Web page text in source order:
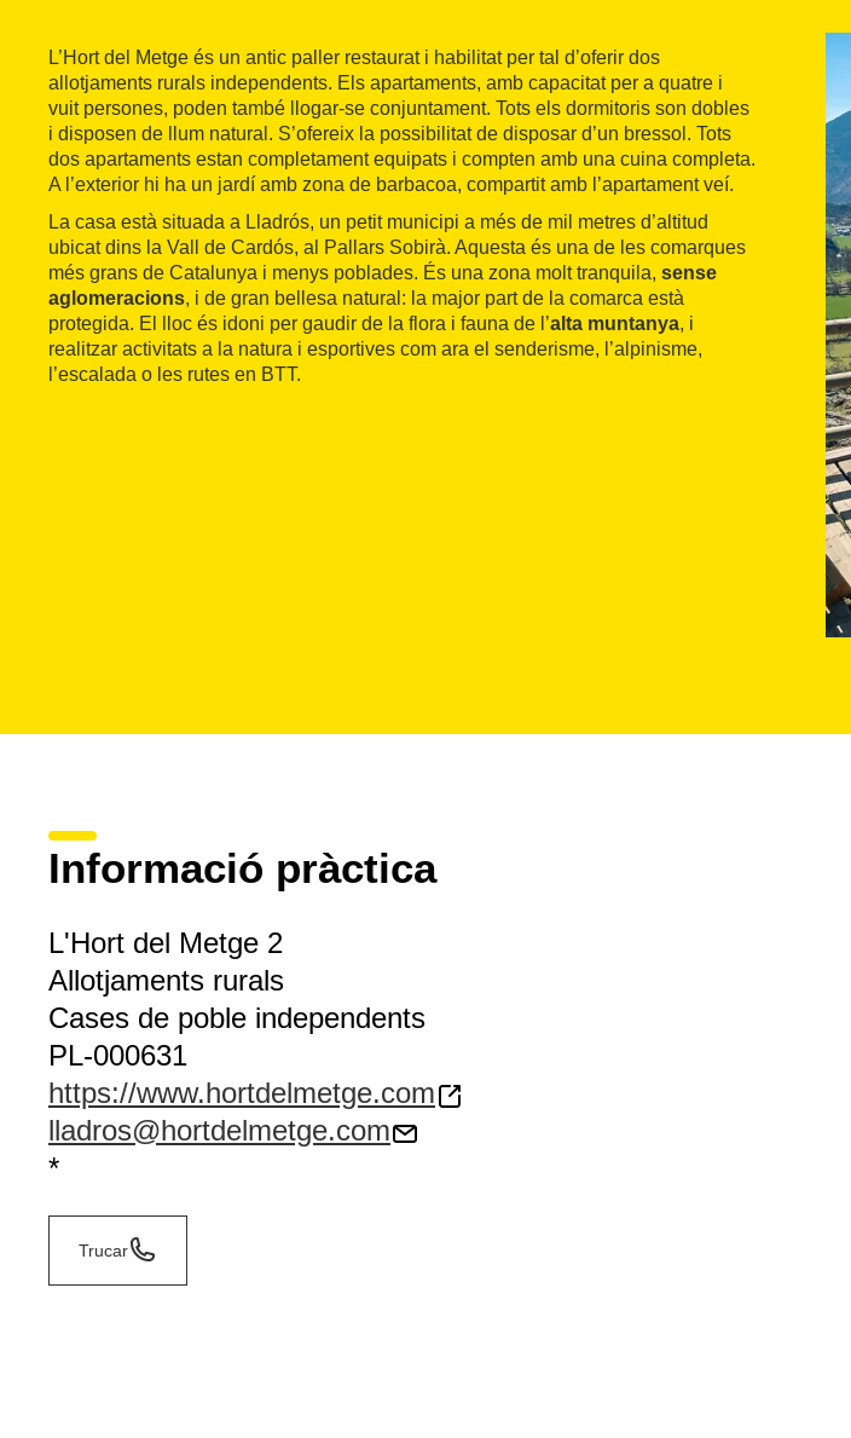
L’Hort del Metge és un antic paller restaurat i habilitat per tal d’oferir dos
allotjaments rurals independents. Els apartaments, amb capacitat per a quatre i
vuit persones, poden també llogar-se conjuntament. Tots els dormitoris son dobles
i disposen de llum natural. S’ofereix la possibilitat de disposar d’un bressol. Tots
dos apartaments estan completament equipats i compten amb una cuina completa.
A l’exterior hi ha un jardí amb zona de barbacoa, compartit amb l’apartament veí.
La casa està situada a Lladrós, un petit municipi a més de mil metres d’altitud
ubicat dins la Vall de Cardós, al Pallars Sobirà. Aquesta és una de les comarques
més grans de Catalunya i menys poblades. És una zona molt tranquila, sense
aglomeracions, i de gran bellesa natural: la major part de la comarca està
protegida. El lloc és idoni per gaudir de la flora i fauna de l’alta muntanya, i
realitzar activitats a la natura i esportives com ara el senderisme, l’alpinisme,
l’escalada o les rutes en BTT.
Informació pràctica
L'Hort del Metge 2
Allotjaments rurals
Cases de poble independents
PL-000631
https://www.hortdelmetge.com
lladros@hortdelmetge.com
*
Trucar